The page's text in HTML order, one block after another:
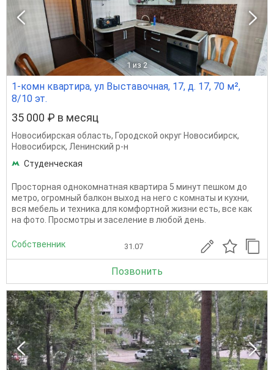
1 из 2
1-комн квартира, ул Выставочная, 17, д. 17, 70 м²,
8/10 эт.
35 000 ₽ в месяц
Новосибирская область, Городской округ Новосибирск,
Новосибирск, Ленинский р-н
Студенческая
Просторная однокомнатная квартира 5 минут пешком до
метро, огромный балкон выход на него с комнаты и кухни,
вся мебель и техника для комфортной жизни есть, все как
на фото. Просмотры и заселение в любой день.
Собственник 31.07
Позвонить